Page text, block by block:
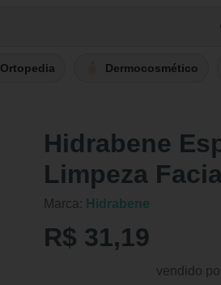
Ortopedia Dermocosmético
Hidrabene
Limpeza
Marca: Hidrabene
R$ 31,19
vendido